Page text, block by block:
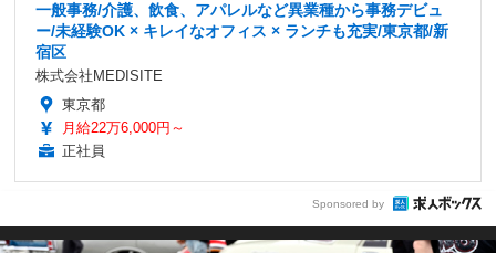
一般事務/介護、飲食、アパレルなど異業種から事務デビュ
ー/未経験OK × キレイなオフィス × ランチも充実/東京都/新
宿区
株式会社MEDISITE
東京都
月給22万6,000円～
正社員
Sponsored by